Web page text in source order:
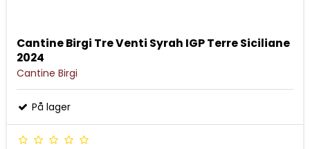
Cantine Birgi Tre Venti Syrah IGP Terre Siciliane
2024
Cantine Birgi
På lager